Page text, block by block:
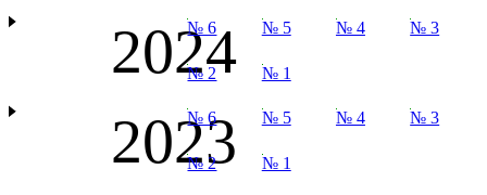
2024
№ 6 № 5 № 4 № 3
№ 2 № 1
2023
№ 6 № 5 № 4 № 3
№ 2 № 1